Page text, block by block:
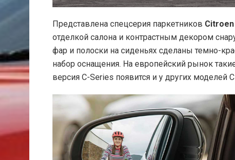
Представлена спецсерия паркетников
отделкой салона и контрастным декором
фар и полоски на сиденьях сделаны темно-
набор оснащения. На европейский рынок
версия C-Series появится и у других моделей